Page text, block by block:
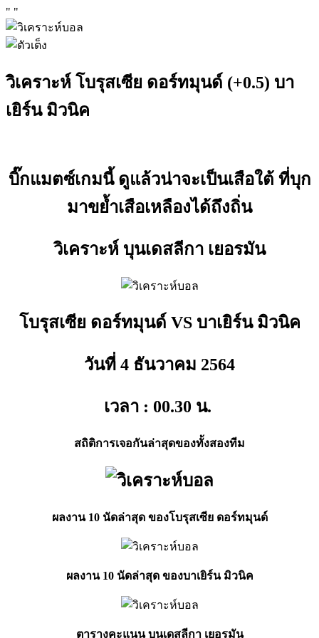
" "
วิเคราะห์ โบรุสเซีย ดอร์ทมุนด์ (+0.5) บา
เยิร์น มิวนิค
บิ๊กแมตซ์เกมนี้ ดูแล้วน่าจะเป็นเสือใต้ ที่บุก
มาขย้ำเสือเหลืองได้ถึงถิ่น
วิเคราะห์ บุนเดสลีกา เยอรมัน
โบรุสเซีย ดอร์ทมุนด์ VS บาเยิร์น มิวนิค
วันที่ 4 ธันวาคม 2564
เวลา : 00.30 น.
สถิติการเจอกันล่าสุดของทั้งสองทีม
ผลงาน 10 นัดล่าสุด ของโบรุสเซีย ดอร์ทมุนด์
ผลงาน 10 นัดล่าสุด ของบาเยิร์น มิวนิค
ตารางคะแนน บุนเดสลีกา เยอรมัน